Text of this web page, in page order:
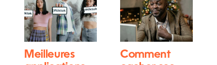
Meilleures
Comment